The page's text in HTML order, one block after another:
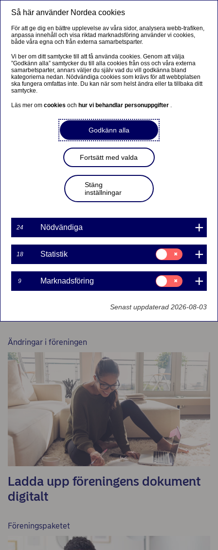
Allt för din förening
Vill du ändra uppgifter för din befintliga förening? Då har
du kommit rätt! Här hittar du information för dig som
företräder en förening.
Ändringar i föreningen
Ändringar i föreningen
Ladda upp föreningens dokument
digitalt
Föreningspaketet
Så här använder Nordea cookies
För att ge dig en bättre upplevelse av våra sidor, analysera webb-trafiken,
anpassa innehåll och visa riktad marknadsföring använder vi cookies,
både våra egna och från externa samarbetsparter.
Vi ber om ditt samtycke till att få använda cookies. Genom att välja
”Godkänn alla” samtycker du till alla cookies från oss och våra externa
samarbetsparter, annars väljer du själv vad du vill godkänna bland
kategorierna nedan. Nödvändiga cookies som krävs för att webbplatsen
ska fungera omfattas inte. Du kan när som helst ändra eller ta tillbaka ditt
samtycke.
Läs mer omcookiesoch hur vi behandlar personuppgifter .
Godkänn alla
Fortsätt med valda
Stäng
inställningar
24 Nödvändiga
18 Statistik
Samtycke
för:
Statistik
9 Marknadsföring
Samtycke
för:
Marknadsföring
Senast uppdaterad 2026-08-03